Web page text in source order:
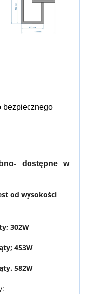
bezpiecznego
dostępne w
od wysokości
302W
453W
582W